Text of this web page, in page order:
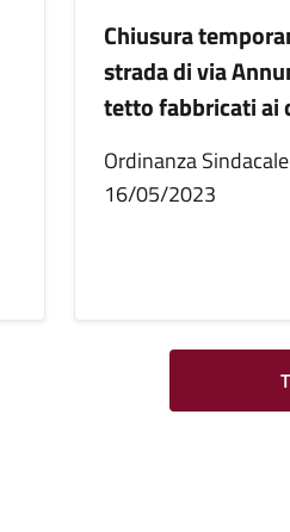
Chiusura
strada di via
tetto fabbricati ai
Ordinanza
16/05/2023